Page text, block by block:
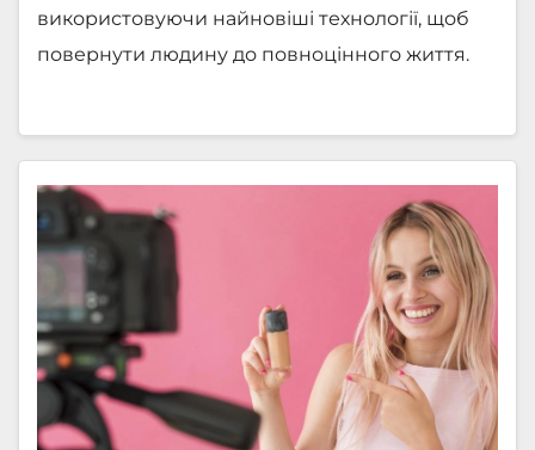
використовуючи найновіші технології, щоб
повернути людину до повноцінного життя.